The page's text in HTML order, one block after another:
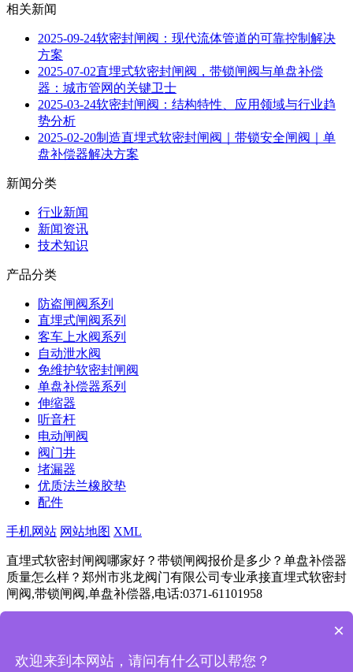
相关新闻
2025-09-24软密封闸阀：现代流体管道的可靠控制解决
方案
2025-07-02直埋式软密封闸阀，带锁闸阀与单盘补偿
器：城市管网的关键卫士
2025-03-24软密封闸阀：结构特性、应用领域与行业趋
势分析
2025-02-20制造直埋式软密封闸阀｜带锁安全闸阀｜单
盘补偿器解决方案
新闻分类
行业新闻
新闻资讯
技术知识
产品分类
防盗闸阀系列
直埋式闸阀系列
客车上水阀系列
自动泄水阀
免维护软密封闸阀
单盘补偿器系列
伸缩器
听音杆
电动闸阀
阀门井
堵漏器
优质法兰橡胶垫
配件
手机网站 网站地图 XML
直埋式软密封闸阀哪家好？带锁闸阀报价是多少？单盘补偿器
质量怎么样？郑州市兆龙阀门有限公司专业承接直埋式软密封
闸阀,带锁闸阀,单盘补偿器,电话:0371-61101958
成都 杭州 重庆 武汉 苏州 西安 天津 南京 长沙
×
欢迎来到本网站，请问有什么可以帮您？